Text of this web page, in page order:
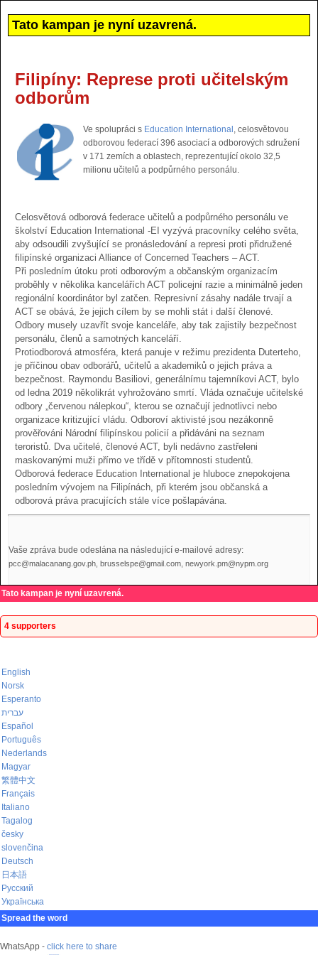
Tato kampan je nyní uzavrená.
Filipíny: Represe proti učitelským
odborům
Ve spolupráci s Education International , celosvětovou
odborovou federací 396 asociací a odborových sdružení
v 171 zemích a oblastech, reprezentující okolo 32,5
milionu učitelů a podpůrného personálu.
Celosvětová odborová federace učitelů a podpůrného personálu ve
školství Education International -EI vyzývá pracovníky celého světa,
aby odsoudili zvyšující se pronásledování a represi proti přidružené
filipínské organizaci Alliance of Concerned Teachers – ACT.
Při posledním útoku proti odborovým a občanským organizacím
proběhly v několika kancelářích ACT policejní razie a minimálně jeden
regionální koordinátor byl zatčen. Represivní zásahy nadále trvají a
ACT se obává, že jejich cílem by se mohli stát i další členové.
Odbory musely uzavřít svoje kanceláře, aby tak zajistily bezpečnost
personálu, členů a samotných kanceláří.
Protiodborová atmosféra, která panuje v režimu prezidenta Duterteho,
je příčinou obav odborářů, učitelů a akademiků o jejich práva a
bezpečnost. Raymondu Basiliovi, generálnímu tajemníkovi ACT, bylo
od ledna 2019 několikrát vyhrožováno smrtí. Vláda označuje učitelské
odbory „červenou nálepkou“, kterou se označují jednotlivci nebo
organizace kritizující vládu. Odboroví aktivisté jsou nezákonně
prověřováni Národní filipínskou policií a přidáváni na seznam
teroristů. Dva učitelé, členové ACT, byli nedávno zastřeleni
maskovanými muži přímo ve třídě v přítomnosti studentů.
Odborová federace Education International je hluboce znepokojena
posledním vývojem na Filipínách, při kterém jsou občanská a
odborová práva pracujících stále více pošlapávána.
Vaše zpráva bude odeslána na následující e-mailové adresy:
pcc@malacanang.gov.ph, brusselspe@gmail.com, newyork.pm@nypm.org
Tato kampan je nyní uzavrená.
4 supporters
English
Norsk
Esperanto
עברית
Español
Português
Nederlands
Magyar
繁體中文
Français
Italiano
Tagalog
česky
slovenčina
Deutsch
日本語
Русский
Українська
Spread the word
WhatsApp - click here to share